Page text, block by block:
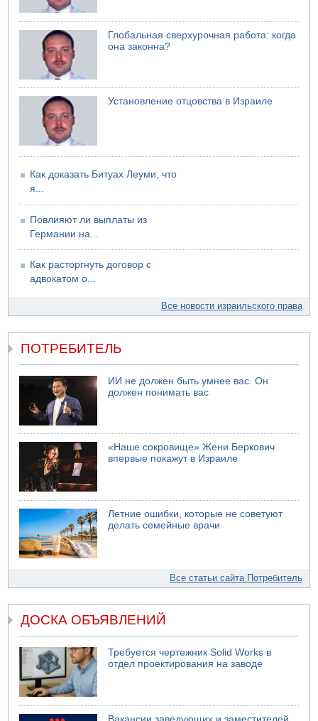
Глобальная сверхурочная работа: когда
она законна?
Установление отцовства в Израиле
Как доказать Битуах Леуми, что
я...
Повлияют ли выплаты из
Германии на...
Как расторгнуть договор с
адвокатом о...
Все новости израильского права
ПОТРЕБИТЕЛЬ
ИИ не должен быть умнее вас. Он
должен понимать вас
«Наше сокровище» Жени Беркович
впервые покажут в Израиле
Летние ошибки, которые не советуют
делать семейные врачи
Все статьи сайта Потребитель
ДОСКА ОБЪЯВЛЕНИЙ
Требуется чертежник Solid Works в
отдел проектирования на заводе